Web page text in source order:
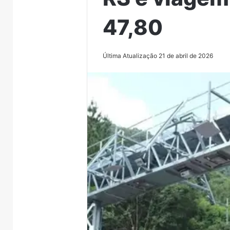
47,80
Última Atualização 21 de abril de 2026